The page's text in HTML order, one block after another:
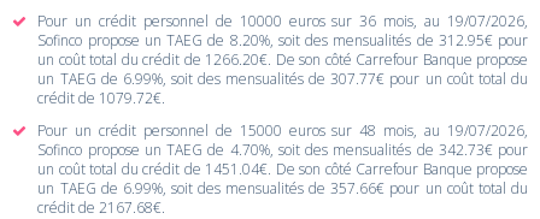
Pour un crédit personnel de 10000 euros sur 36 mois, au 19/07/2026,
Sofinco propose un TAEG de 8.20%, soit des mensualités de 312.95€ pour
un coût total du crédit de 1266.20€. De son côté Carrefour Banque propose
un TAEG de 6.99%, soit des mensualités de 307.77€ pour un coût total du
crédit de 1079.72€.
Pour un crédit personnel de 15000 euros sur 48 mois, au 19/07/2026,
Sofinco propose un TAEG de 4.70%, soit des mensualités de 342.73€ pour
un coût total du crédit de 1451.04€. De son côté Carrefour Banque propose
un TAEG de 6.99%, soit des mensualités de 357.66€ pour un coût total du
crédit de 2167.68€.